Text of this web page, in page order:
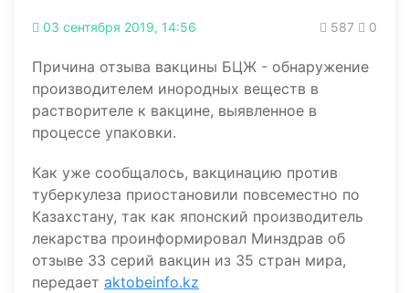
03 сентября 2019, 14:56 587 0
Причина отзыва вакцины БЦЖ - обнаружение
производителем инородных веществ в
растворителе к вакцине, выявленное в
процессе упаковки.
Как уже сообщалось, вакцинацию против
туберкулеза приостановили повсеместно по
Казахстану, так как японский производитель
лекарства проинформировал Минздрав об
отзыве 33 серий вакцин из 35 стран мира,
передает aktobeinfo.kz